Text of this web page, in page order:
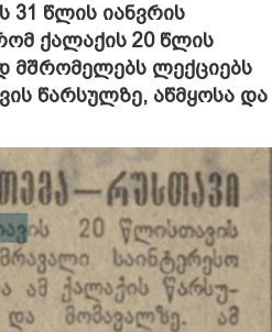
31 წლის იანვრის
ქალაქის 20 წლის
მშრომელებს ლექციებს
წარსულზე, აწმყოსა და